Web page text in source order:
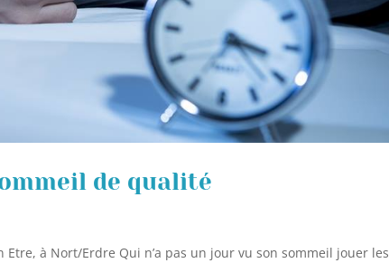
de qualité
Etre, à Nort/Erdre Qui n’a pas un jour vu son sommeil jouer les